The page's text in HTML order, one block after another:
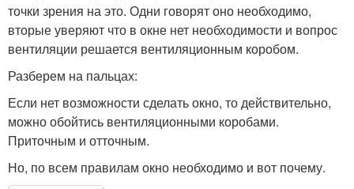
точки зрения на это. Одни говорят оно необходимо,
вторые уверяют что в окне нет необходимости и вопрос
вентиляции решается вентиляционным коробом.
Разберем на пальцах:
Если нет возможности сделать окно, то действительно,
можно обойтись вентиляционными коробами.
Приточным и отточным.
Но, по всем правилам окно необходимо и вот почему.